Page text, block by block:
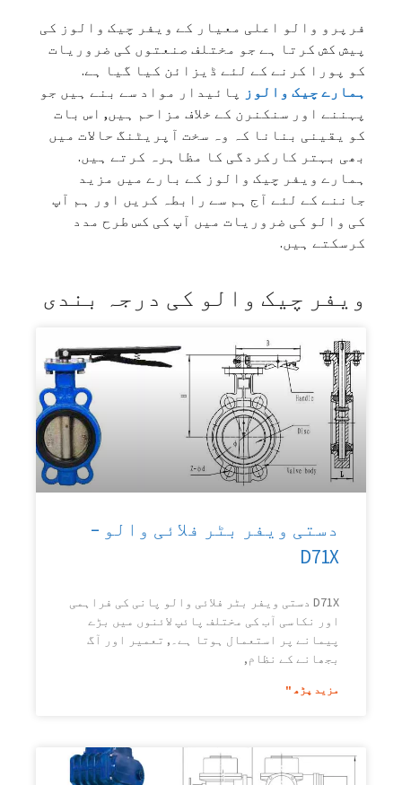
فرپرو والو اعلی معیار کے ویفر چیک والوز کی
پیش کش کرتا ہے جو مختلف صنعتوں کی ضروریات
کو پورا کرنے کے لئے ڈیزائن کیا گیا ہے.
ہمارے چیک والوز پائیدار مواد سے بنے ہیں جو
پہننے اور سنکنرن کے خلاف مزاحم ہیں, اس بات
کو یقینی بنانا کہ وہ سخت آپریٹنگ حالات میں
بھی بہتر کارکردگی کا مظاہرہ کرتے ہیں.
ہمارے ویفر چیک والوز کے بارے میں مزید
جاننے کے لئے آج ہم سے رابطہ کریں اور ہم آپ
کی والو کی ضروریات میں آپ کی کس طرح مدد
کرسکتے ہیں.
ویفر چیک والو کی درجہ بندی
دستی ویفر بٹر فلائی والو –
D71X
D71X دستی ویفر بٹر فلائی والو پانی کی فراہمی
اور نکاسی آب کی مختلف پائپ لائنوں میں بڑے
پیمانے پر استعمال ہوتا ہے۔, تعمیر اور آگ
بجھانے کے نظام,
مزید پڑھ "